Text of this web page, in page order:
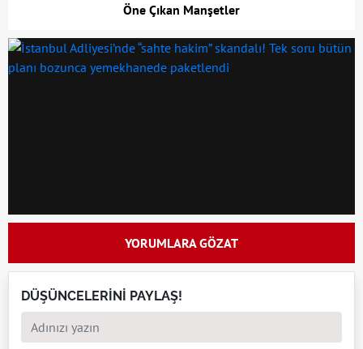
Öne Çıkan Manşetler
YORUMLARA GÖZAT
DÜŞÜNCELERİNİ PAYLAŞ!